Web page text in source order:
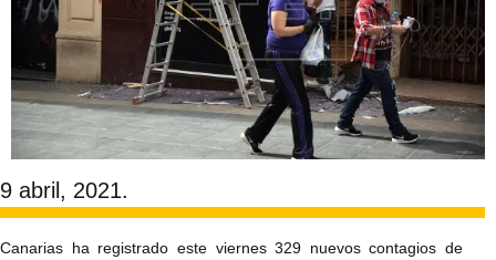
9 abril, 2021.
Canarias ha registrado este viernes 329 nuevos contagios de